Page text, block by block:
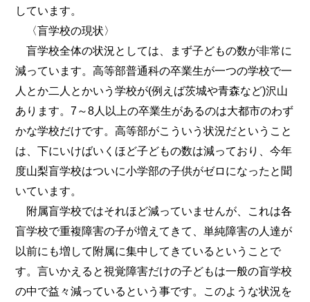
しています。
〈盲学校の現状〉
盲学校全体の状況としては、まず子どもの数が非常に
減っています。高等部普通科の卒業生が一つの学校で一
人とか二人とかいう学校が(例えば茨城や青森など)沢山
あります。7～8人以上の卒業生があるのは大都市のわず
かな学校だけです。高等部がこういう状況だということ
は、下にいけばいくほど子どもの数は減っており、今年
度山梨盲学校はついに小学部の子供がゼロになったと聞
いています。
附属盲学校ではそれほど減っていませんが、これは各
盲学校で重複障害の子が増えてきて、単純障害の人達が
以前にも増して附属に集中してきているということで
す。言いかえると視覚障害だけの子どもは一般の盲学校
の中で益々減っているという事です。このような状況を